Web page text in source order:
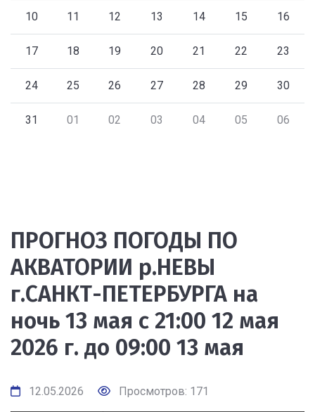
10 11 12 13 14 15 16
17 18 19 20 21 22 23
24 25 26 27 28 29 30
31 01 02 03 04 05 06
ПРОГНОЗ ПОГОДЫ ПО
АКВАТОРИИ р.НЕВЫ
г.САНКТ-ПЕТЕРБУРГА на
ночь 13 мая с 21:00 12 мая
2026 г. до 09:00 13 мая
12.05.2026 Просмотров: 171